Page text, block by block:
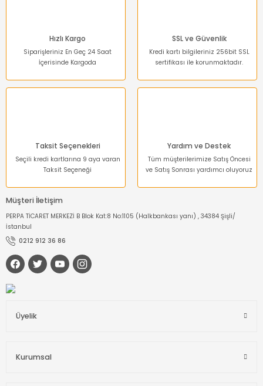
Hızlı Kargo
Siparişleriniz En Geç 24 Saat
İçerisinde Kargoda
SSL ve Güvenlik
Kredi kartı bilgileriniz 256bit SSL
sertifikası ile korunmaktadır.
Taksit Seçenekleri
Seçili kredi kartlarına 9 aya varan
Taksit Seçeneği
Yardım ve Destek
Tüm müşterilerimize Satış Öncesi
ve Satış Sonrası yardımcı oluyoruz
Müşteri İletişim
PERPA TİCARET MERKEZİ B Blok Kat:8 No:1105 (Halkbankası yanı) , 34384 Şişli/
İstanbul
0212 912 36 86
Üyelik
Kurumsal